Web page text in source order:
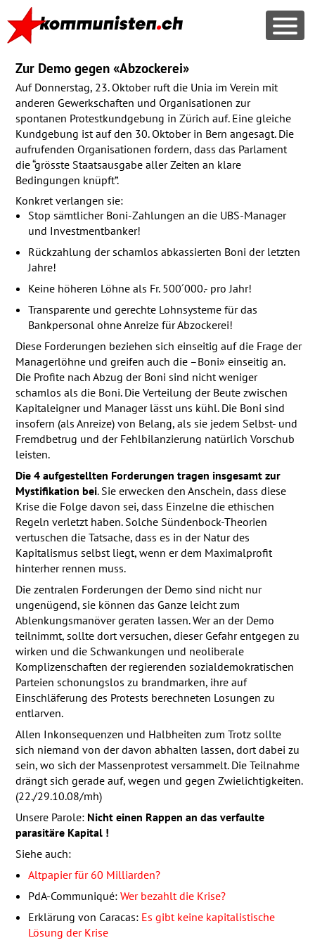
Zur Demo gegen «Abzockerei»
Auf Donnerstag, 23. Oktober ruft die Unia im Verein mit
anderen Gewerkschaften und Organisationen zur
spontanen Protestkundgebung in Zürich auf. Eine gleiche
Kundgebung ist auf den 30. Oktober in Bern angesagt. Die
aufrufenden Organisationen fordern, dass das Parlament
die “grösste Staatsausgabe aller Zeiten an klare
Bedingungen knüpft”.
Konkret verlangen sie:
Stop sämtlicher Boni-Zahlungen an die UBS-Manager
und Investmentbanker!
Rückzahlung der schamlos abkassierten Boni der letzten
Jahre!
Keine höheren Löhne als Fr. 500′000.- pro Jahr!
Transparente und gerechte Lohnsysteme für das
Bankpersonal ohne Anreize für Abzockerei!
Diese Forderungen beziehen sich einseitig auf die Frage der
Managerlöhne und greifen auch die –Boni» einseitig an.
Die Profite nach Abzug der Boni sind nicht weniger
schamlos als die Boni. Die Verteilung der Beute zwischen
Kapitaleigner und Manager lässt uns kühl. Die Boni sind
insofern (als Anreize) von Belang, als sie jedem Selbst- und
Fremdbetrug und der Fehlbilanzierung natürlich Vorschub
leisten.
Die 4 aufgestellten Forderungen tragen insgesamt zur
Mystifikation bei. Sie erwecken den Anschein, dass diese
Krise die Folge davon sei, dass Einzelne die ethischen
Regeln verletzt haben. Solche Sündenbock-Theorien
vertuschen die Tatsache, dass es in der Natur des
Kapitalismus selbst liegt, wenn er dem Maximalprofit
hinterher rennen muss.
Die zentralen Forderungen der Demo sind nicht nur
ungenügend, sie können das Ganze leicht zum
Ablenkungsmanöver geraten lassen. Wer an der Demo
teilnimmt, sollte dort versuchen, dieser Gefahr entgegen zu
wirken und die Schwankungen und neoliberale
Komplizenschaften der regierenden sozialdemokratischen
Parteien schonungslos zu brandmarken, ihre auf
Einschläferung des Protests berechneten Losungen zu
entlarven.
Allen Inkonsequenzen und Halbheiten zum Trotz sollte
sich niemand von der davon abhalten lassen, dort dabei zu
sein, wo sich der Massenprotest versammelt. Die Teilnahme
drängt sich gerade auf, wegen und gegen Zwielichtigkeiten.
(22./29.10.08/mh)
Unsere Parole: Nicht einen Rappen an das verfaulte
parasitäre Kapital !
Siehe auch:
Altpapier für 60 Milliarden?
PdA-Communiqué: Wer bezahlt die Krise?
Erklärung von Caracas: Es gibt keine kapitalistische
Lösung der Krise